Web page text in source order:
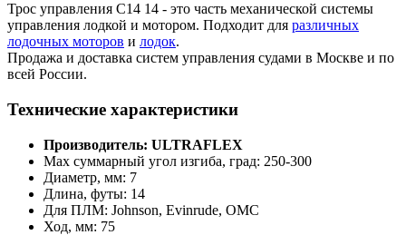
Трос управления C14 14 - это часть механической системы
управления лодкой и мотором. Подходит для различных
лодочных моторов и лодок.
Продажа и доставка систем управления судами в Москве и по
всей России.
Технические характеристики
Производитель: ULTRAFLEX
Max суммарный угол изгиба, град: 250-300
Диаметр, мм: 7
Длина, футы: 14
Для ПЛМ: Johnson, Evinrude, OMC
Ход, мм: 75